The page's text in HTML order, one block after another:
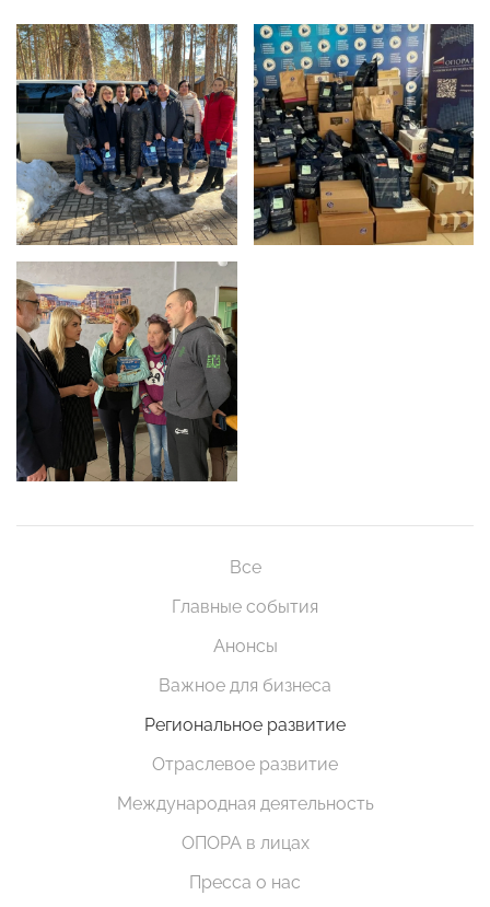
Все
Главные события
Анонсы
Важное для бизнеса
Региональное развитие
Отраслевое развитие
Международная деятельность
ОПОРА в лицах
Пресса о нас